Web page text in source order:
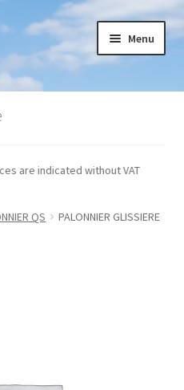
Menu
are indicated without VAT
QS
PALONNIER GLISSIERE